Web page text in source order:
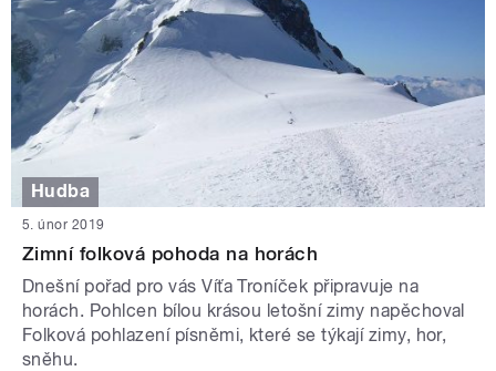
Hudba
5. únor 2019
Zimní folková pohoda na horách
Dnešní pořad pro vás Víťa Troníček připravuje na
horách. Pohlcen bílou krásou letošní zimy napěchoval
Folková pohlazení písněmi, které se týkají zimy, hor,
sněhu.